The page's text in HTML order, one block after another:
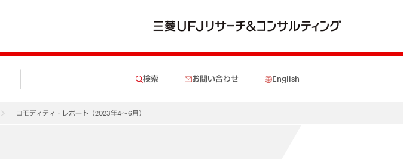
検索 お問い合わせ English
コモディティ・レポート（2023年4～6月）